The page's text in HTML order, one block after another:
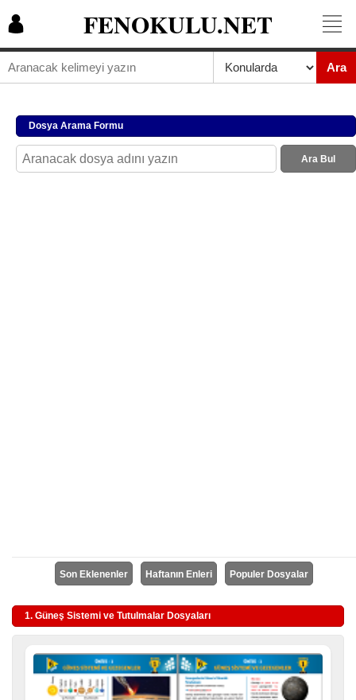
FENOKULU.NET
Ara
Dosya Arama Formu
Ara Bul
Son Eklenenler Haftanın Enleri Populer Dosyalar
1. Güneş Sistemi ve Tutulmalar Dosyaları